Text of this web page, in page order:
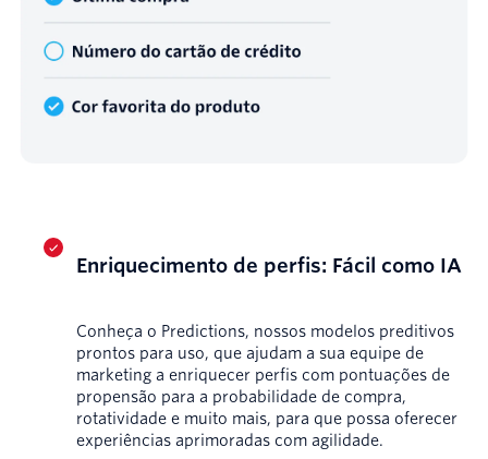
Enriquecimento de perfis: Fácil como IA
Conheça o Predictions, nossos modelos preditivos
prontos para uso, que ajudam a sua equipe de
marketing a enriquecer perfis com pontuações de
propensão para a probabilidade de compra,
rotatividade e muito mais, para que possa oferecer
experiências aprimoradas com agilidade.